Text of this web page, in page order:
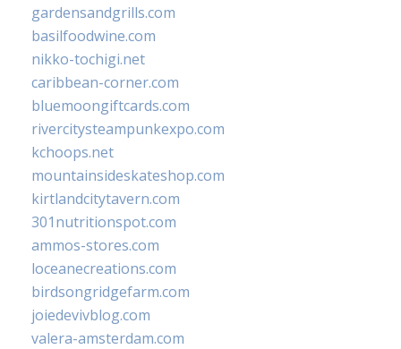
gardensandgrills.com
basilfoodwine.com
nikko-tochigi.net
caribbean-corner.com
bluemoongiftcards.com
rivercitysteampunkexpo.com
kchoops.net
mountainsideskateshop.com
kirtlandcitytavern.com
301nutritionspot.com
ammos-stores.com
loceanecreations.com
birdsongridgefarm.com
joiedevivblog.com
valera-amsterdam.com